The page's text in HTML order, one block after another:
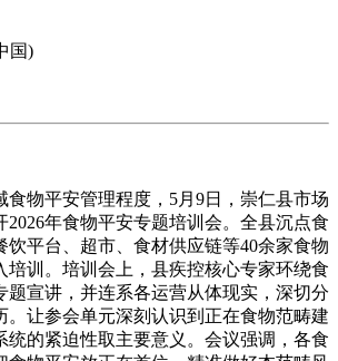
国)
物平安管理程度，5月9日，崇仁县市场
2026年食物平安专题培训会。全县沉点食
饮平台、超市、食材供应链等40余家食物
培训。培训会上，县疾控核心专家环绕食
题宣讲，并连系各运营从体现实，深切分
。让参会单元深刻认识到正在食物范畴建
统的紧迫性取主要意义。会议强调，各食